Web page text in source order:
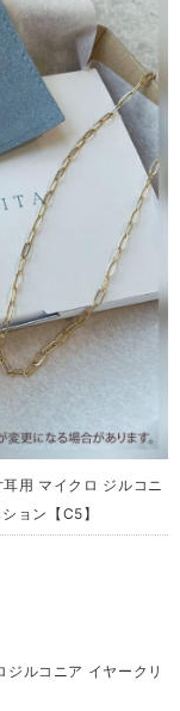
用 マイクロ ジルコニ
ョン【C5】
ルコニア イヤークリ